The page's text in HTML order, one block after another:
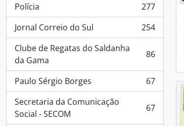
Polícia
, 277 resultados
277
Jornal Correio do Sul
, 254 resultados
254
Clube de Regatas do Saldanha
da Gama
, 86 resultados 86
Paulo Sérgio Borges
, 67 resultados
67
Secretaria da Comunicação
Social - SECOM
, 67 resultados 67